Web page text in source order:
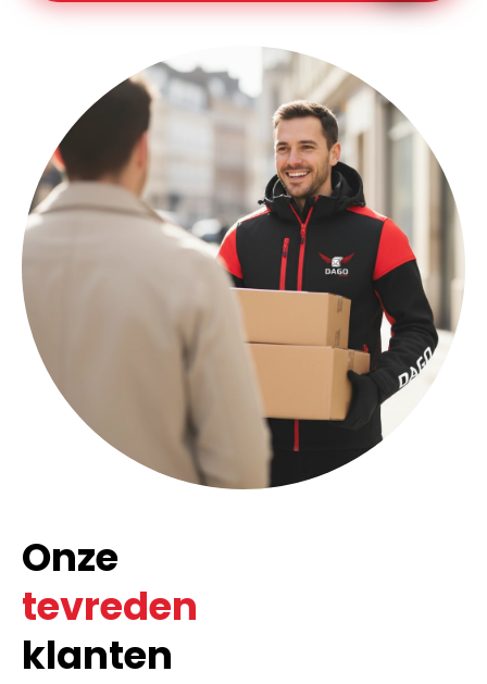
Onze
tevreden
klanten